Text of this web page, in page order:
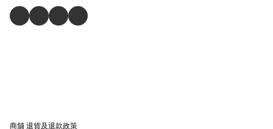
商舖退貨及退款政策